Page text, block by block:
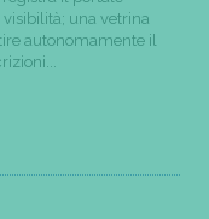
una vetrina
autonomamente il